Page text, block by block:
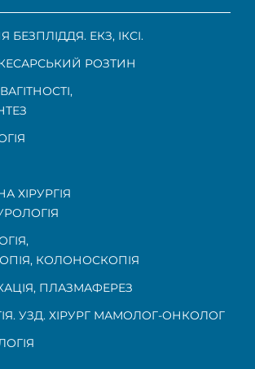
БЕЗПЛІДДЯ. ЕКЗ, ІКСІ.
РОЗТИН
,
ХІРУРГІЯ
,
, КОЛОНОСКОПІЯ
ПЛАЗМАФЕРЕЗ
УЗД. ХІРУРГ МАМОЛОГ-ОНКОЛОГ